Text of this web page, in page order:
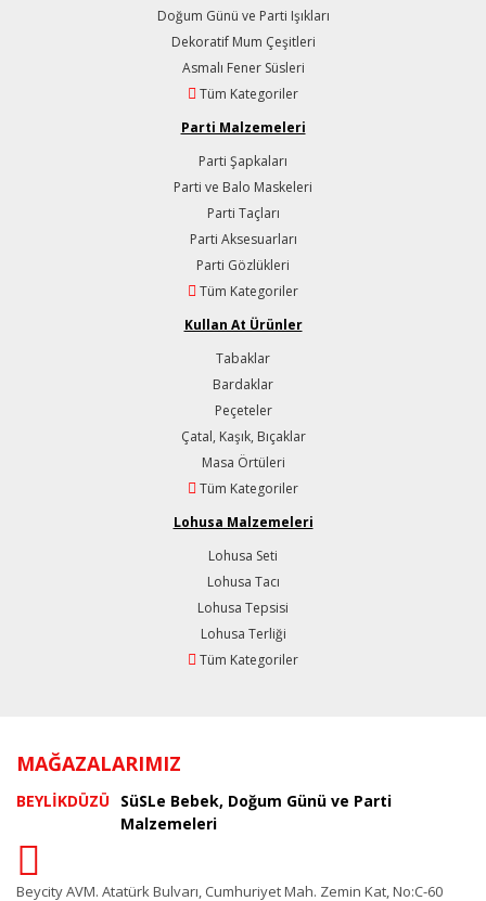
Doğum Günü ve Parti Işıkları
Dekoratif Mum Çeşitleri
Asmalı Fener Süsleri
Tüm Kategoriler
Parti Malzemeleri
Parti Şapkaları
Parti ve Balo Maskeleri
Parti Taçları
Parti Aksesuarları
Parti Gözlükleri
Tüm Kategoriler
Kullan At Ürünler
Tabaklar
Bardaklar
Peçeteler
Çatal, Kaşık, Bıçaklar
Masa Örtüleri
Tüm Kategoriler
Lohusa Malzemeleri
Lohusa Seti
Lohusa Tacı
Lohusa Tepsisi
Lohusa Terliği
Tüm Kategoriler
MAĞAZALARIMIZ
BEYLİKDÜZÜ SüSLe Bebek, Doğum Günü ve Parti
Malzemeleri
Beycity AVM. Atatürk Bulvarı, Cumhuriyet Mah. Zemin Kat, No:C-60